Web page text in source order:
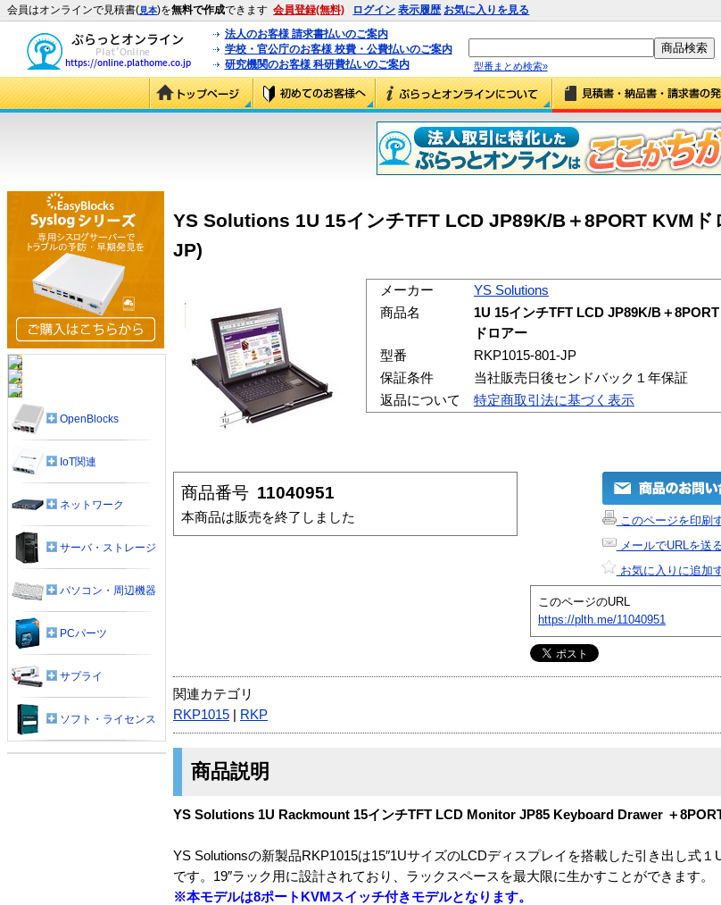
会員はオンラインで見積書(見本)を無料で作成できます 会員登録(無料) ログイン 表示履歴 お気に入りを見る
法人のお客様 請求書払いのご案内
学校・官公庁のお客様 校費・公費払いのご案内
研究機関のお客様 科研費払いのご案内
型番まとめ検索»
YS Solutions 1U 15インチTFT LCD JP89K/B＋8PORT KVMド
JP)
メーカー
YS Solutions
商品名
1U 15インチTFT LCD JP89K/B＋8PORT
ドロアー
型番
RKP1015-801-JP
保証条件
当社販売日後センドバック１年保証
返品について
特定商取引法に基づく表示
商品番号 11040951
本商品は販売を終了しました
このページを印刷
メールでURLを送
お気に入りに追加
このページのURL
https://plth.me/11040951
関連カテゴリ
RKP1015
RKP
商品説明
YS Solutions 1U Rackmount 15インチTFT LCD Monitor JP85 Keyboard Drawer ＋
YS Solutionsの新製品RKP1015は15″1UサイズのLCDディスプレイを搭載した引き出し式
です。19″ラック用に設計されており、ラックスペースを最大限に生かすことができます。
※本モデルは8ポートKVMスイッチ付きモデルとなります。
OpenBlocks
IoT関連
ネットワーク
サーバ・ストレージ
パソコン・周辺機器
PCパーツ
サプライ
ソフト・ライセンス